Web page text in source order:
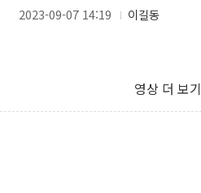
2023-09-07 14:19 이길동
영상 더 보기